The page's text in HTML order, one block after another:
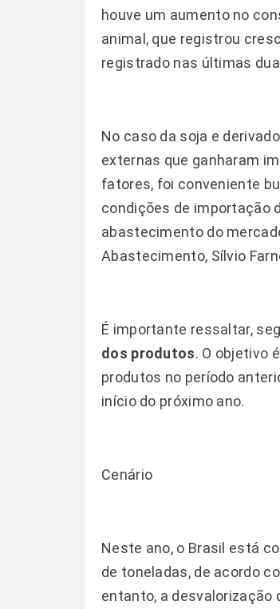
houve um aumento no
animal, que registrou
registrado nas últimas
No caso da soja e
externas que ganharam
fatores, foi conveniente
condições de importação
abastecimento do
Abastecimento, Sílvio
É importante ressaltar,
dos produtos. O objetivo
produtos no período
início do próximo ano.
Cenário
Neste ano, o Brasil está
de toneladas, de acordo
entanto, a desvalorização